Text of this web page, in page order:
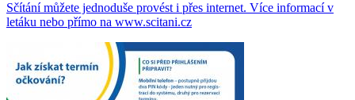
Sčítání můžete jednoduše provést i přes internet. Více informací v
letáku nebo přímo na www.scitani.cz